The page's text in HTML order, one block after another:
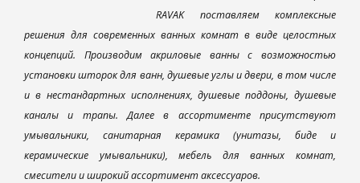
RAVAK поставляем комплексные
решения для современных ванных комнат в виде целостных
концепций. Производим акриловые ванны с возможностью
установки шторок для ванн, душевые углы и двери, в том числе
и в нестандартных исполнениях, душевые поддоны, душевые
каналы и трапы. Далее в ассортименте присутствуют
умывальники, санитарная керамика (унитазы, биде и
керамические умывальники), мебель для ванных комнат,
смесители и широкий ассортимент аксессуаров.